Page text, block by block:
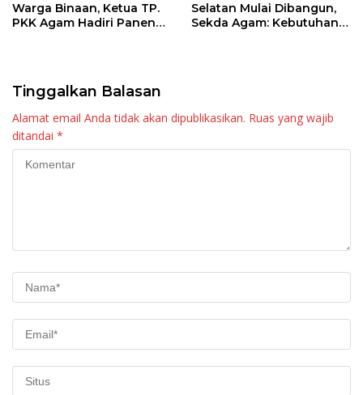
Warga Binaan, Ketua TP.
PKK Agam Hadiri Panen
Selatan Mulai Dibangun,
Sekda Agam: Kebutuhan
Tinggalkan Balasan
Alamat email Anda tidak akan dipublikasikan. Ruas yang wajib
ditandai *